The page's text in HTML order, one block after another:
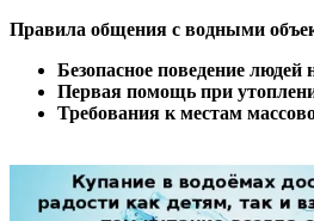
Правила общения с водными
Безопасное поведение людей
Первая помощь при
Требования к местам